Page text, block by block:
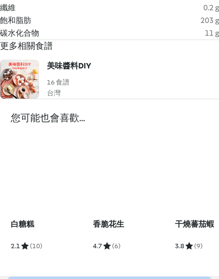
纖維
0.2 g
飽和脂肪
203 g
碳水化合物
11 g
更多相關食譜
美味醬料DIY
16 食譜
台灣
您可能也會喜歡...
白糖糕
2.1 (10)
香脆花生
4.7 (6)
干燒蕃茄蝦
3.8 (9)